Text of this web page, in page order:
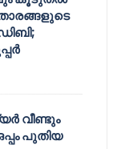
താരങ്ങളുടെ
വീണ്ടും
പുതിയ